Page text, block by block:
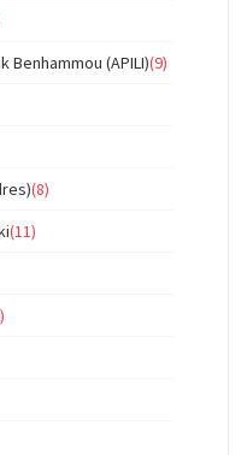
Benhammou (APILI)(9)
(8)
(11)